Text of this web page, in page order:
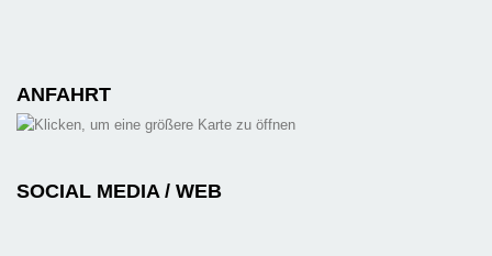
ANFAHRT
SOCIAL MEDIA / WEB